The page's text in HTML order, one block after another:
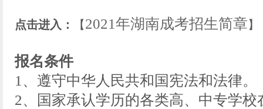
点击进入： 【2021年湖南成考招生简章】
报名条件
1、遵守中华人民共和国宪法和法律。
2、国家承认学历的各类高、中专学